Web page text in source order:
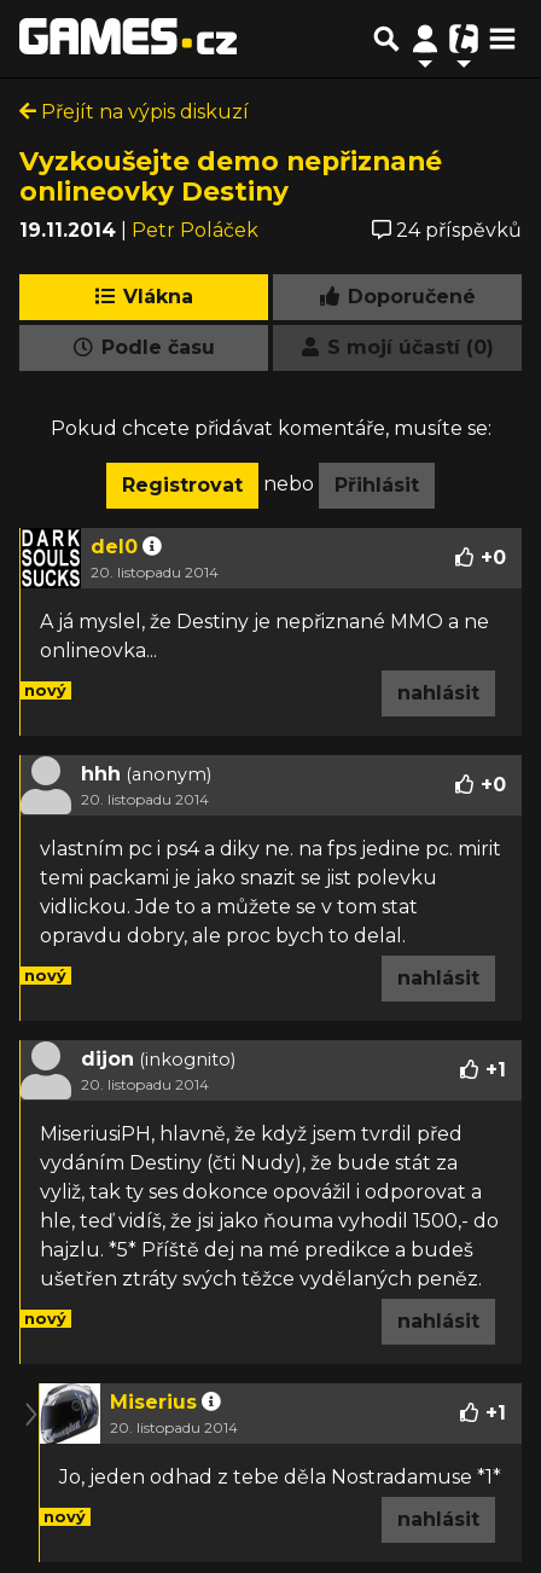
Přejít na výpis diskuzí
Vyzkoušejte demo nepřiznané
onlineovky Destiny
19.11.2014 Petr Poláček 24 příspěvků
Vlákna Doporučené
Podle času S mojí účastí (0)
Pokud chcete přidávat komentáře, musíte se:
Registrovat nebo Přihlásit
del0
20. listopadu 2014
+0
A já myslel, že Destiny je nepřiznané MMO a ne
onlineovka...
nový nahlásit
hhh (anonym)
20. listopadu 2014
+0
vlastním pc i ps4 a diky ne. na fps jedine pc. mirit
temi packami je jako snazit se jist polevku
vidlickou. Jde to a můžete se v tom stat
opravdu dobry, ale proc bych to delal.
nový nahlásit
dijon (inkognito)
20. listopadu 2014
+1
MiseriusiPH, hlavně, že když jsem tvrdil před
vydáním Destiny (čti Nudy), že bude stát za
vyliž, tak ty ses dokonce opovážil i odporovat a
hle, teď vidíš, že jsi jako ňouma vyhodil 1500,- do
hajzlu. *5* Příště dej na mé predikce a budeš
ušetřen ztráty svých těžce vydělaných peněz.
nový nahlásit
Miserius
20. listopadu 2014
+1
Jo, jeden odhad z tebe děla Nostradamuse *1*
nový nahlásit